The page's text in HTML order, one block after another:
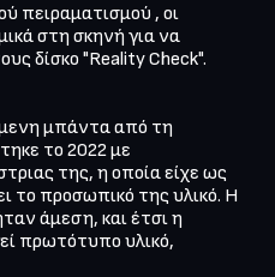
πειραματισμού , οι
στη σκηνή για να
δίσκο "Reality Check".
μπάντα από τη
το 2022 με
της, η οποία είχε ως
το προσωπικό της υλικό. Η
άμεση, και έτσι η
πρωτότυπο υλικό,